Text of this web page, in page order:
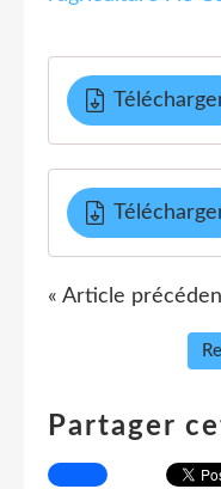
« Article
Partager